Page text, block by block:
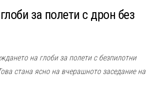
за полети с дрон без
на глоби за полети с безпилотни
стана ясно на вчерашното заседание на